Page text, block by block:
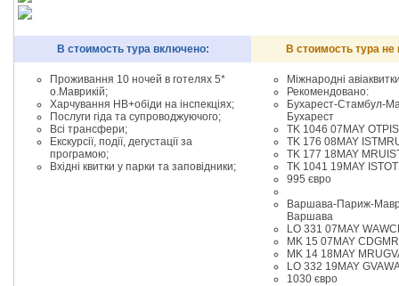
В стоимость тура включено: В стоимость тура
Проживання 10 ночей в готелях 5*
о.Маврикій;
Харчування НВ+обіди на інспекціях;
Послуги гіда та супроводжуючого;
Всі трансфери;
Екскурсії, події, дегустації за
програмою;
Вхідні квитки у парки та заповідники;
Міжнародні
Рекомендовано:
Бухарест-Стамбул-
Бухарест
TK 1046 07MAY
ТK 176 08MAY
TK 177 18MAY
TK 1041 19MAY
995 євро
Варшава-Париж-
Варшава
LO 331 07MAY
MK 15 07MAY
MK 14 18MAY
LO 332 19MAY
1030 євро